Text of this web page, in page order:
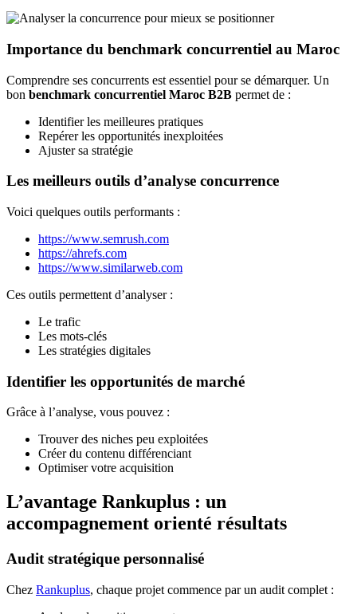
Importance du benchmark concurrentiel au Maroc
Comprendre ses concurrents est essentiel pour se démarquer. Un
bon benchmark concurrentiel Maroc B2B permet de :
Identifier les meilleures pratiques
Repérer les opportunités inexploitées
Ajuster sa stratégie
Les meilleurs outils d’analyse concurrence
Voici quelques outils performants :
https://www.semrush.com
https://ahrefs.com
https://www.similarweb.com
Ces outils permettent d’analyser :
Le trafic
Les mots-clés
Les stratégies digitales
Identifier les opportunités de marché
Grâce à l’analyse, vous pouvez :
Trouver des niches peu exploitées
Créer du contenu différenciant
Optimiser votre acquisition
L’avantage Rankuplus : un
accompagnement orienté résultats
Audit stratégique personnalisé
Chez Rankuplus, chaque projet commence par un audit complet :